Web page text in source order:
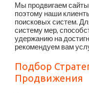
Мы продвигаем
поэтому наши
поисковых систем.
систему мер,
удержанию на
рекомендуем вам
Подбор
Продвижения